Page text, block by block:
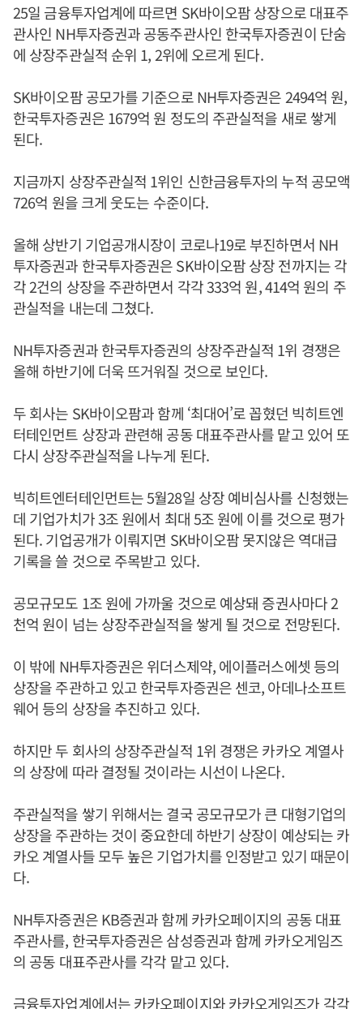
25일 금융투자업계에 따르면 SK바이오팜 상장으로 대표주
관사인 NH투자증권과 공동주관사인 한국투자증권이 단숨
에 상장주관실적 순위 1, 2위에 오르게 된다.
SK바이오팜 공모가를 기준으로 NH투자증권은 2494억 원,
한국투자증권은 1679억 원 정도의 주관실적을 새로 쌓게
된다.
지금까지 상장주관실적 1위인 신한금융투자의 누적 공모액
726억 원을 크게 웃도는 수준이다.
올해 상반기 기업공개시장이 코로나19로 부진하면서 NH
투자증권과 한국투자증권은 SK바이오팜 상장 전까지는 각
각 2건의 상장을 주관하면서 각각 333억 원, 414억 원의 주
관실적을 내는데 그쳤다.
NH투자증권과 한국투자증권의 상장주관실적 1위 경쟁은
올해 하반기에 더욱 뜨거워질 것으로 보인다.
두 회사는 SK바이오팜과 함께 ‘최대어’로 꼽혔던 빅히트엔
터테인먼트 상장과 관련해 공동 대표주관사를 맡고 있어 또
다시 상장주관실적을 나누게 된다.
빅히트엔터테인먼트는 5월28일 상장 예비심사를 신청했는
데 기업가치가 3조 원에서 최대 5조 원에 이를 것으로 평가
된다. 기업공개가 이뤄지면 SK바이오팜 못지않은 역대급
기록을 쓸 것으로 주목받고 있다.
공모규모도 1조 원에 가까울 것으로 예상돼 증권사마다 2
천억 원이 넘는 상장주관실적을 쌓게 될 것으로 전망된다.
이 밖에 NH투자증권은 위더스제약, 에이플러스에셋 등의
상장을 주관하고 있고 한국투자증권은 센코, 아데나소프트
웨어 등의 상장을 추진하고 있다.
하지만 두 회사의 상장주관실적 1위 경쟁은 카카오 계열사
의 상장에 따라 결정될 것이라는 시선이 나온다.
주관실적을 쌓기 위해서는 결국 공모규모가 큰 대형기업의
상장을 주관하는 것이 중요한데 하반기 상장이 예상되는 카
카오 계열사들 모두 높은 기업가치를 인정받고 있기 때문이
다.
NH투자증권은 KB증권과 함께 카카오페이지의 공동 대표
주관사를, 한국투자증권은 삼성증권과 함께 카카오게임즈
의 공동 대표주관사를 각각 맡고 있다.
금융투자업계에서는 카카오페이지와 카카오게임즈가 각각